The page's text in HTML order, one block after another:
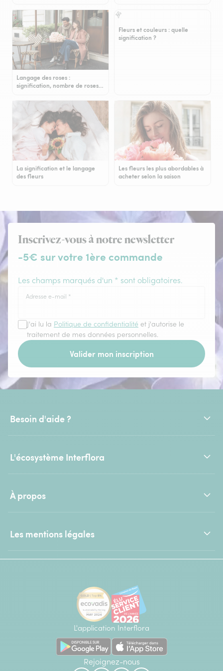
Langage des roses :
signification, nombre de roses…
Fleurs et couleurs : quelle
signification ?
La signification et le langage
des fleurs
Les fleurs les plus abordables à
acheter selon la saison
Inscrivez-vous à notre newsletter
-5€ sur votre 1ère commande
Les champs marqués d'un * sont obligatoires.
Adresse e-mail *
J'ai lu la Politique de confidentialité et j'autorise le
traitement de mes données personnelles.
Valider mon inscription
Besoin d'aide ?
L'écosystème Interflora
À propos
Les mentions légales
L'application Interflora
Rejoignez-nous